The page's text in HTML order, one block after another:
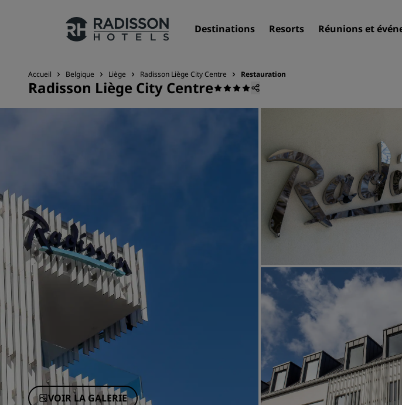
Destinations Resorts Réunions et
Nos enseignes
Marques affiliées en Chine
Accueil Belgique Liège Radisson Liège City Centre Restauration
Radisson Liège City Centre
VOIR LA GALERIE